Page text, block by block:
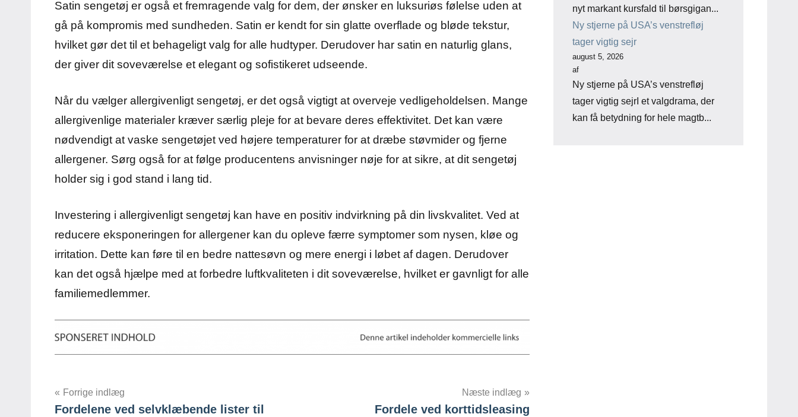
Satin sengetøj er også et fremragende valg for dem, der ønsker en luksuriøs følelse uden at
gå på kompromis med sundheden. Satin er kendt for sin glatte overflade og bløde tekstur,
hvilket gør det til et behageligt valg for alle hudtyper. Derudover har satin en naturlig glans,
der giver dit soveværelse et elegant og sofistikeret udseende.
Når du vælger allergivenligt sengetøj, er det også vigtigt at overveje vedligeholdelsen. Mange
allergivenlige materialer kræver særlig pleje for at bevare deres effektivitet. Det kan være
nødvendigt at vaske sengetøjet ved højere temperaturer for at dræbe støvmider og fjerne
allergener. Sørg også for at følge producentens anvisninger nøje for at sikre, at dit sengetøj
holder sig i god stand i lang tid.
Investering i allergivenligt sengetøj kan have en positiv indvirkning på din livskvalitet. Ved at
reducere eksponeringen for allergener kan du opleve færre symptomer som nysen, kløe og
irritation. Dette kan føre til en bedre nattesøvn og mere energi i løbet af dagen. Derudover
kan det også hjælpe med at forbedre luftkvaliteten i dit soveværelse, hvilket er gavnligt for alle
familiemedlemmer.
Indlægsnavigation
Forrige indlæg
Fordelene ved selvklæbende lister til
Næste indlæg
Fordele ved korttidsleasing
nyt markant kursfald til børsgigan...
Ny stjerne på USA’s venstrefløj
tager vigtig sejr
august 5, 2026
af
Ny stjerne på USA’s venstrefløj
tager vigtig sejrI et valgdrama, der
kan få betydning for hele magtb...